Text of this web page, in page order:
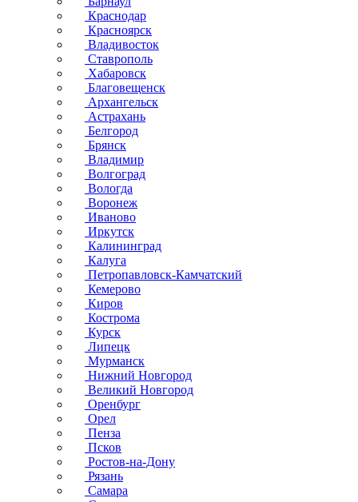
Краснодар
Красноярск
Владивосток
Ставрополь
Хабаровск
Благовещенск
Архангельск
Астрахань
Белгород
Брянск
Владимир
Волгоград
Вологда
Воронеж
Иваново
Иркутск
Калининград
Калуга
Петропавловск-Камчатский
Кемерово
Киров
Кострома
Курск
Липецк
Мурманск
Нижний Новгород
Великий Новгород
Оренбург
Орел
Пенза
Псков
Ростов-на-Дону
Рязань
Самара